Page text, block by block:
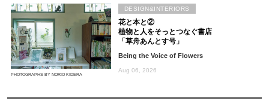
PHOTOGRAPHS BY NORIO KIDERA
花と本と②
植物と人をそっとつなぐ書店
「草舟あんとす号」
Being the Voice of Flowers
Aug 06, 2026
DESIGN&INTERIORS